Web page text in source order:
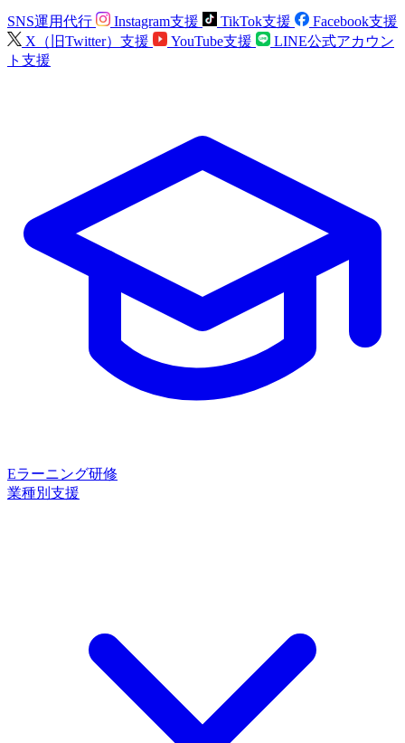
SNS運用代行 Instagram支援 TikTok支援
Facebook支援
X（旧Twitter）支援
YouTube支援
LINE公式アカウン
ト支援
Eラーニング研修
業種別支援